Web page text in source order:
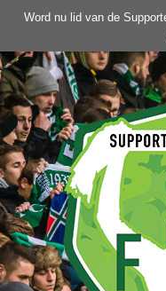
de
inhoud
Word nu lid van de